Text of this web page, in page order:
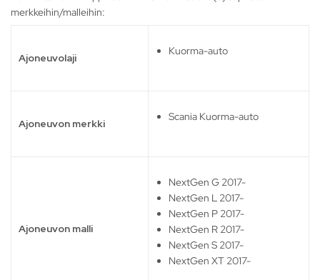
merkkeihin/malleihin:
Ajoneuvolaji
Kuorma-auto
Ajoneuvon merkki
Scania Kuorma-auto
Ajoneuvon malli
NextGen G 2017-
NextGen L 2017-
NextGen P 2017-
NextGen R 2017-
NextGen S 2017-
NextGen XT 2017-